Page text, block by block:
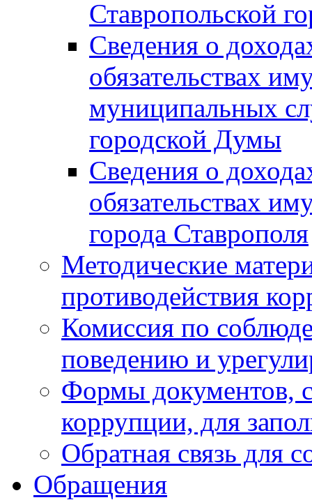
Ставропольской
Сведения о
обязательствах
муниципальных
городской Думы
Сведения о
обязательствах
города Ставрополя
Методические
противодействия
Комиссия по
поведению и
Формы документов,
коррупции, для
Обратная связь для
Обращения